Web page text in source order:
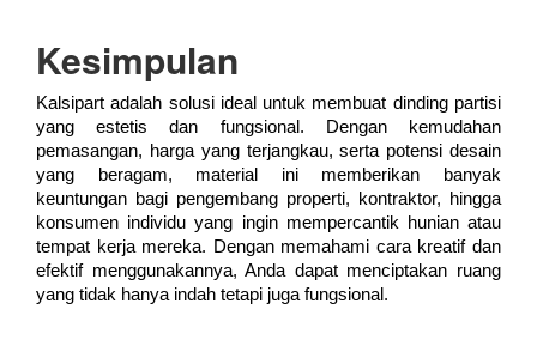
Kesimpulan
Kalsipart adalah solusi ideal untuk membuat dinding partisi
yang estetis dan fungsional. Dengan kemudahan
pemasangan, harga yang terjangkau, serta potensi desain
yang beragam, material ini memberikan banyak
keuntungan bagi pengembang properti, kontraktor, hingga
konsumen individu yang ingin mempercantik hunian atau
tempat kerja mereka. Dengan memahami cara kreatif dan
efektif menggunakannya, Anda dapat menciptakan ruang
yang tidak hanya indah tetapi juga fungsional.